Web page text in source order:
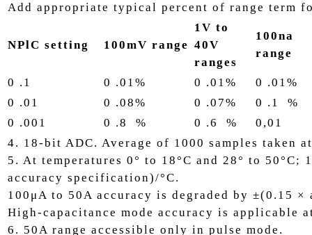
Add appropriate typical percent of range term
NPlC setting 100mV range
1V to
40V
ranges
100na
range
0 .1 0 .01% 0 .01%
0 .01%
0 .01
0 .08% 0 .07%
0 .1 %
0 .001
0 .8 % 0 .6 %
0,01
4. 18-bit ADC. Average of 1000 samples taken
5. At temperatures 0° to 18°C and 28° to
accuracy specification)/°C.
100μA to 50A accuracy is degraded by ±(0.15
High-capacitance mode accuracy is applicable
6. 50A range accessible only in pulse mode.